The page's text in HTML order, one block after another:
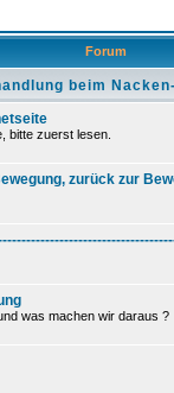
Forum
beim
bitte zuerst lesen.
zurück zur
was machen wir daraus ?